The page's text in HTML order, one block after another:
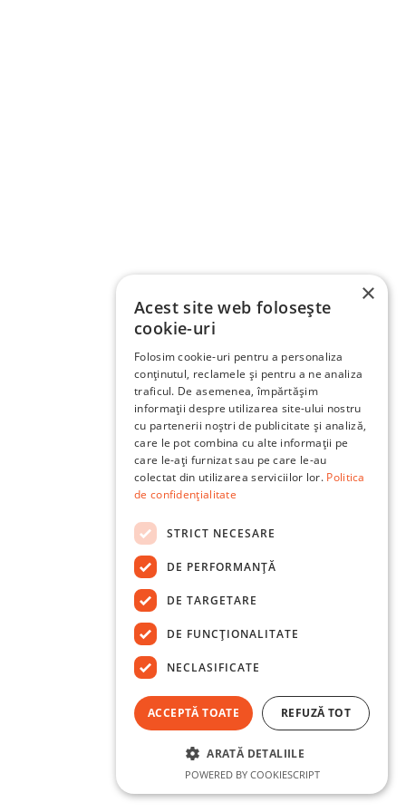
×
Acest site web folosește
cookie-uri
Folosim cookie-uri pentru a personaliza
conținutul, reclamele și pentru a ne analiza
traficul. De asemenea, împărtășim
informații despre utilizarea site-ului nostru
cu partenerii noștri de publicitate și analiză,
care le pot combina cu alte informații pe
care le-ați furnizat sau pe care le-au
colectat din utilizarea serviciilor lor. Politica
de confidențialitate
STRICT NECESARE
DE PERFORMANȚĂ
DE TARGETARE
DE FUNCŢIONALITATE
NECLASIFICATE
ACCEPTĂ TOATE REFUZĂ TOT
ARATĂ DETALIILE
POWERED BY COOKIESCRIPT